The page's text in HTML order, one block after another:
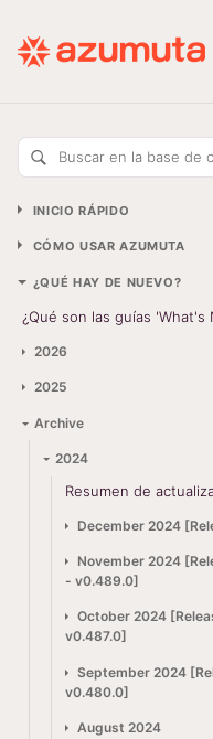
INICIO RÁPIDO
CÓMO USAR AZUMUTA
¿QUÉ HAY DE NUEVO?
¿Qué son las guías 'What's
2026
2025
Archive
2024
Resumen de
December 2024
November 2024
- v0.489.0]
October 2024
v0.487.0]
September 2024
v0.480.0]
August 2024